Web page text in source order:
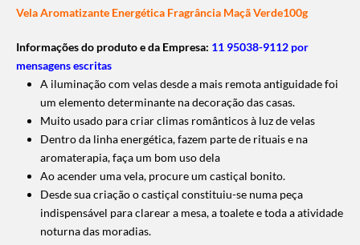
Vela Aromatizante Energética Fragrância Maçã Verde100g
Informações do produto e da Empresa: 11 95038-9112 por
mensagens escritas
A iluminação com velas desde a mais remota antiguidade foi
um elemento determinante na decoração das casas.
Muito usado para criar climas românticos à luz de velas
Dentro da linha energética, fazem parte de rituais e na
aromaterapia, faça um bom uso dela
Ao acender uma vela, procure um castiçal bonito.
Desde sua criação o castiçal constituiu-se numa peça
indispensável para clarear a mesa, a toalete e toda a atividade
noturna das moradias.